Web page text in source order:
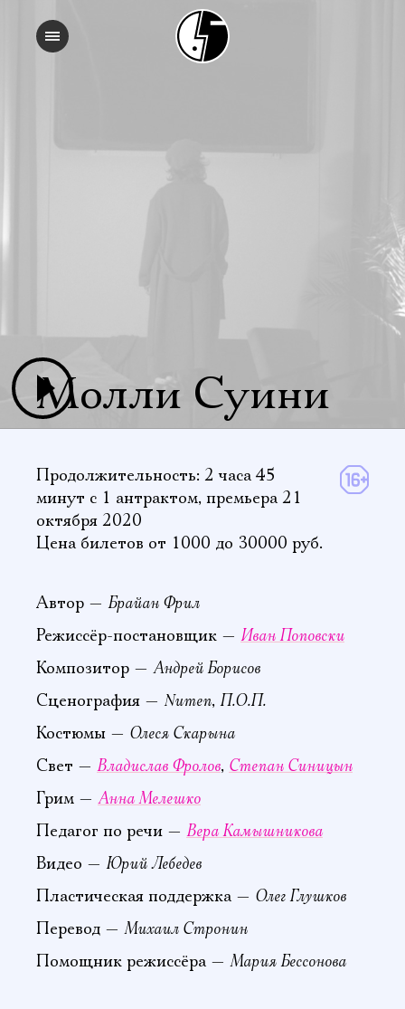
Молли Суини
Продолжительность: 2 часа 45
минут с 1 антрактом, премьера 21
октября 2020
Цена билетов от 1000 до 30000 руб.
Автор — Брайан Фрил
Режиссёр-постановщик — Иван Поповски
Композитор — Андрей Борисов
Сценография — Numen, П.О.П.
Костюмы — Олеся Скарына
Свет — Владислав Фролов, Степан Синицын
Грим — Анна Мелешко
Педагог по речи — Вера Камышникова
Видео — Юрий Лебедев
Пластическая поддержка — Олег Глушков
Перевод — Михаил Стронин
Помощник режиссёра — Мария Бессонова